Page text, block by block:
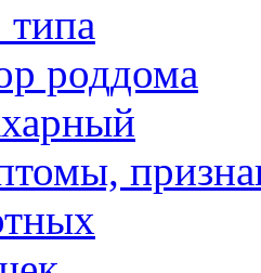
типа
роддома